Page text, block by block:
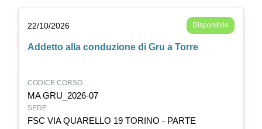
22/10/2026 Disponibile
Addetto alla conduzione di Gru a Torre
CODICE CORSO
MA GRU_2026-07
SEDE
FSC VIA QUARELLO 19 TORINO - PARTE